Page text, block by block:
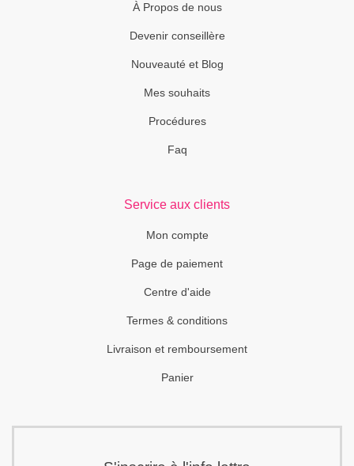
À Propos de nous
Devenir conseillère
Nouveauté et Blog
Mes souhaits
Procédures
Faq
Service aux clients
Mon compte
Page de paiement
Centre d'aide
Termes & conditions
Livraison et remboursement
Panier